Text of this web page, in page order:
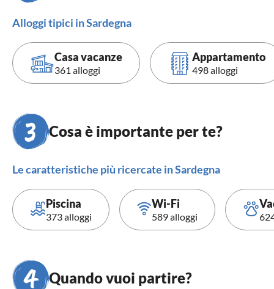
Alloggi tipici in Sardegna
Casa vacanze
361 alloggi
Appartamento
498 alloggi
Cosa è importante per te?
Le caratteristiche più ricercate in Sardegna
Piscina
373 alloggi
Wi-Fi
589 alloggi
Quando vuoi partire?